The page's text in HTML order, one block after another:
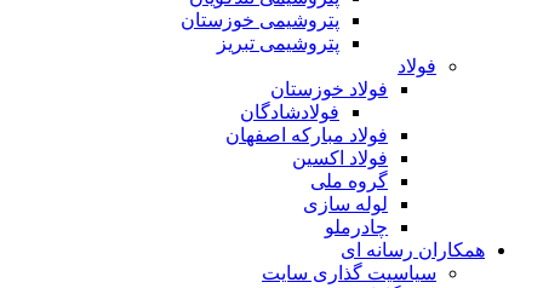
پتروشیمی خوزستان
پتروشیمی تبریز
فولاد
فولاد خوزستان
فولادشادگان
فولاد مبارکه اصفهان
فولاد اکسین
گروه ملی
لوله سازی
چادرملو
همکاران رسانه ای
سیاسیت گذاری سایت